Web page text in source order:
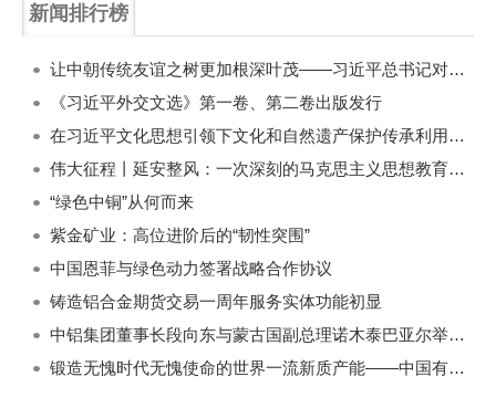
新闻排行榜
让中朝传统友谊之树更加根深叶茂——习近平总书记对朝鲜进行国事访问纪实
《习近平外交文选》第一卷、第二卷出版发行
在习近平文化思想引领下文化和自然遗产保护传承利用工作开创新局面
伟大征程丨延安整风：一次深刻的马克思主义思想教育运动
“绿色中铜”从何而来
紫金矿业：高位进阶后的“韧性突围”
中国恩菲与绿色动力签署战略合作协议
铸造铝合金期货交易一周年服务实体功能初显
中铝集团董事长段向东与蒙古国副总理诺木泰巴亚尔举行会谈
锻造无愧时代无愧使命的世界一流新质产能——中国有色金属工业的战略应对与破局之道（二）